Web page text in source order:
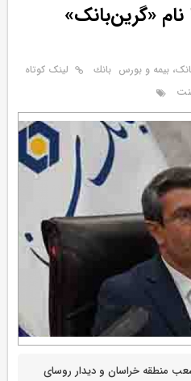
نام «گرین‌بانک»
بیمه و بورس بانك
لینک کوتاه
منطقه خراسان و دیدار روسای